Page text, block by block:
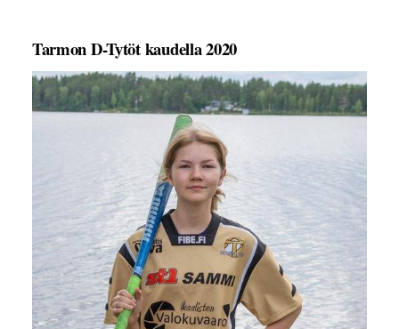
Tarmon D-Tytöt kaudella 2020